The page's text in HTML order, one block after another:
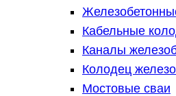
Кабельные
Каналы
Колодец
Мостовые сваи